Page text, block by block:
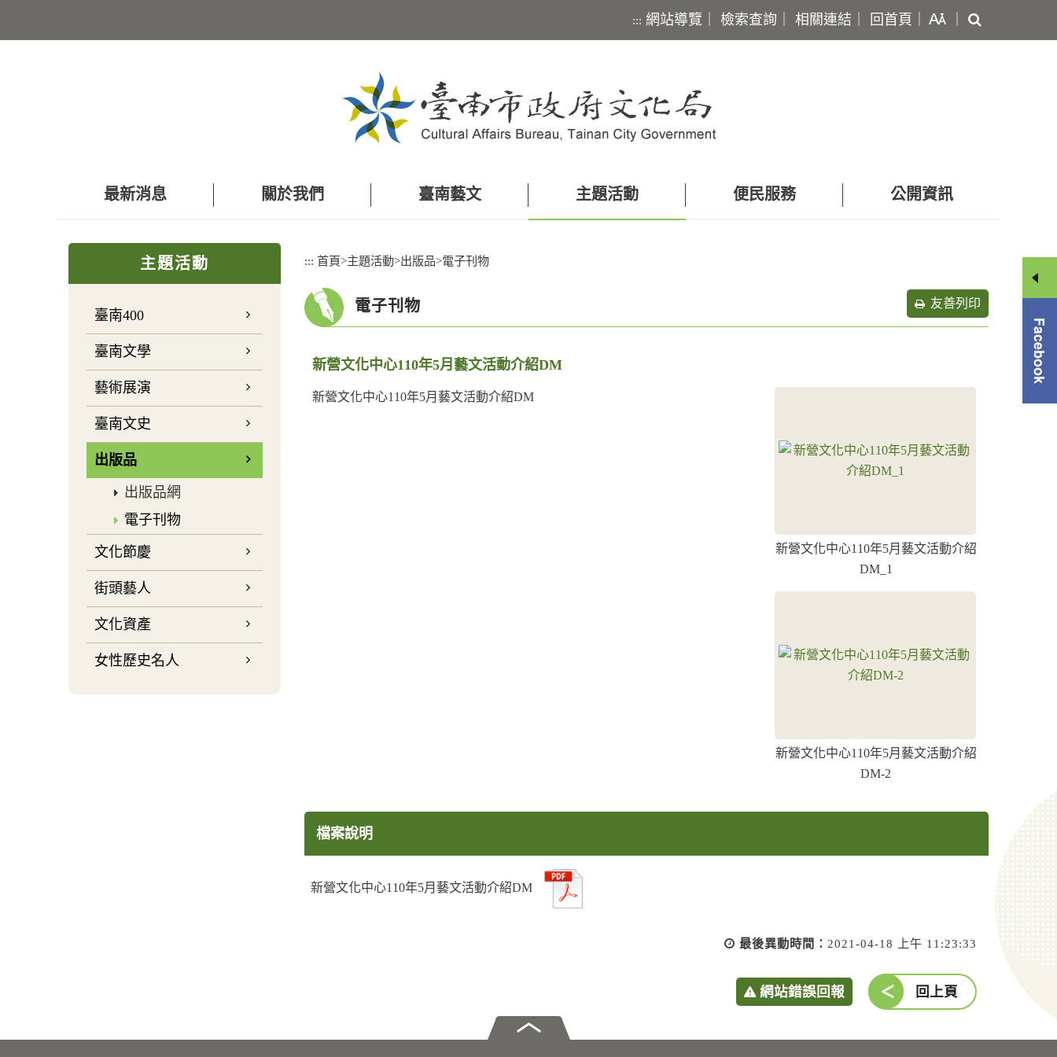
主
::: 網站導覽 檢索查詢 相關連結 回首頁
尋
最新消息 關於我們 臺南藝文 主題活動 便民服務 公開資訊
:::
主題活動
臺南400
臺南文學
藝術展演
臺南文史
出版品
出版品網
電子刊物
文化節慶
街頭藝人
文化資產
女性歷史名人
::: 首頁>主題活動>出版品>電子刊物
電子刊物 友善列印
新營文化中心110年5月藝文活動介紹DM
新營文化中心110年5月藝文活動介紹
DM_1
新營文化中心110年5月藝文活動介紹
DM-2
新營文化中心110年5月藝文活動介紹DM
檔案說明
新營文化中心110年5月藝文活動介紹DM
最後異動時間： 2021-04-18 上午 11:23:33
網站錯誤回報 回上頁
享
選
單